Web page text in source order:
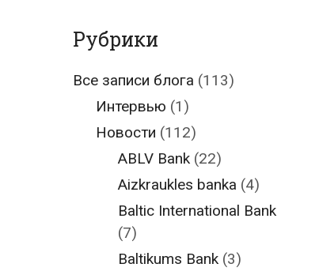
Рубрики
Все записи блога (113)
Интервью (1)
Новости (112)
ABLV Bank (22)
Aizkraukles banka (4)
Baltic International Bank
(7)
Baltikums Bank (3)